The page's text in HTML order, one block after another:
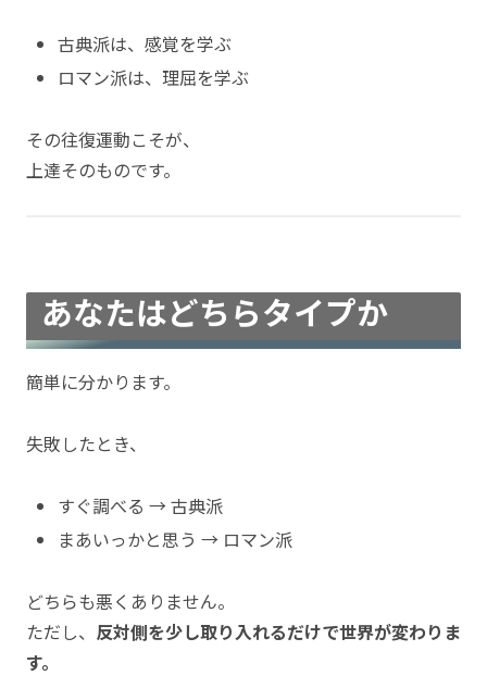
古典派は、感覚を学ぶ
ロマン派は、理屈を学ぶ
その往復運動こそが、
上達そのものです。
あなたはどちらタイプか
簡単に分かります。
失敗したとき、
すぐ調べる → 古典派
まあいっかと思う → ロマン派
どちらも悪くありません。
ただし、 反対側を少し取り入れるだけで世界が変わりま
す。